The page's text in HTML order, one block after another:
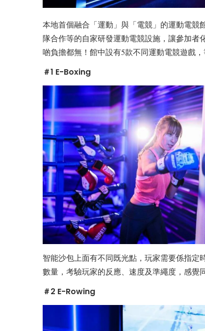
本地首個融合「運動」與「電競」的運動電競
隊合作等的自家研發運動電競設施，讓參加者
啲負擔都無！館中設有5款不同運動電競遊戲
＃1 E-Boxing
智能沙包上面有不同既光點，玩家需要係指
數量，考驗玩家的反應、速度及準繩度，感覺
＃2 E-Rowing